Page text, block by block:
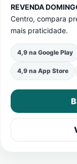
REVENDA
Centro, compara
mais praticidade.
4,9 na Google Play
4,9 na App Store